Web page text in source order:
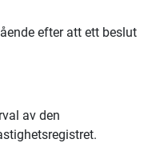
efter att ett beslut
av den